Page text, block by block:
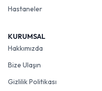
Hastaneler
KURUMSAL
Hakkımızda
Bize Ulaşın
Gizlilik Politikası